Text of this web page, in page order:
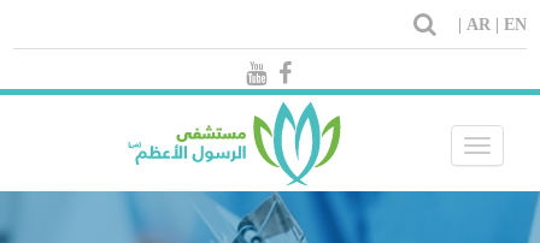
AR | EN |
Toggle
navigation